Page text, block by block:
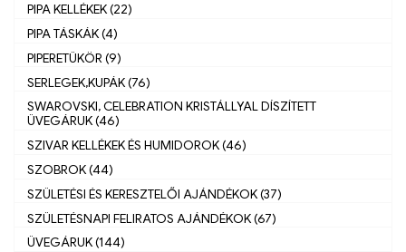
PIPA KELLÉKEK (22)
PIPA TÁSKÁK (4)
PIPERETÜKÖR (9)
SERLEGEK,KUPÁK (76)
SWAROVSKI, CELEBRATION KRISTÁLLYAL DÍSZÍTETT
ÜVEGÁRUK (46)
SZIVAR KELLÉKEK ÉS HUMIDOROK (46)
SZOBROK (44)
SZÜLETÉSI ÉS KERESZTELŐI AJÁNDÉKOK (37)
SZÜLETÉSNAPI FELIRATOS AJÁNDÉKOK (67)
ÜVEGÁRUK (144)